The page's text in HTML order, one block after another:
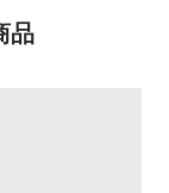
品